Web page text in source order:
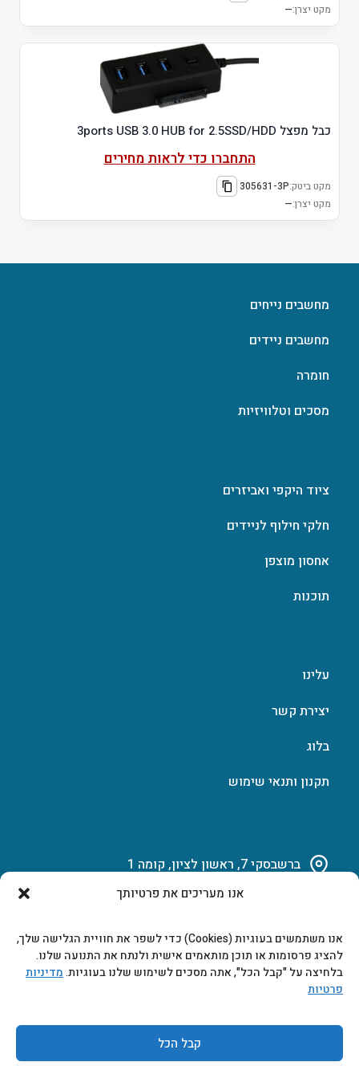
אנו מעריכים את פרטיותך
אנו משתמשים בעוגיות (Cookies) כדי לשפר את חוויית הגלישה שלך,
להציג פרסומות או תוכן מותאמים אישית ולנתח את התנועה שלנו.
בלחיצה על "קבל הכל", אתה מסכים לשימוש שלנו בעוגיות.מדיניות
פרטיות
קבל הכל
מקט יצרן:—
כבל מפצל 3ports USB 3.0 HUB for 2.5SSD/HDD
התחברו כדי לראות מחירים
מקט ביטק:305631-3P
מקט יצרן:—
מחשבים נייחים
מחשבים ניידים
חומרה
מסכים וטלוויזיות
ציוד היקפי ואביזרים
חלקי חילוף לניידים
אחסון מוצפן
תוכנות
עלינו
יצירת קשר
בלוג
תקנון ותנאי שימוש
ברשבסקי 7, ראשון לציון, קומה 1
marketing@b-tech.co.il